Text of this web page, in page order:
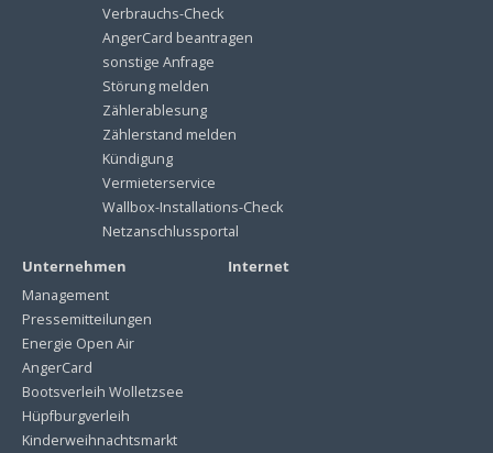
Verbrauchs-Check
AngerCard beantragen
sonstige Anfrage
Störung melden
Zählerablesung
Zählerstand melden
Kündigung
Vermieterservice
Wallbox-Installations-Check
Netzanschlussportal
Unternehmen
Management
Pressemitteilungen
Energie Open Air
AngerCard
Bootsverleih Wolletzsee
Hüpfburgverleih
Kinderweihnachtsmarkt
Internet